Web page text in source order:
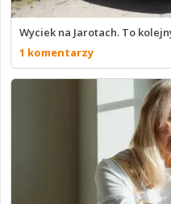
Wyciek na Jarotach. To
1 komentarzy